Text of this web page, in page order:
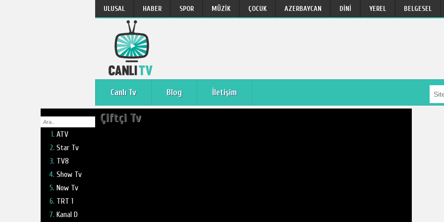
ULUSAL HABER SPOR MÜZIK ÇOCUK AZERBAYCAN DINI YEREL BELGESEL
Canlı Tv Blog İletişim
ATV
Star Tv
TV8
Show Tv
Now Tv
TRT 1
Kanal D
Çiftçi Tv